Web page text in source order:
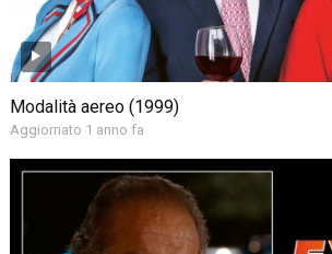
Modalità aereo (1999)
Aggiornato 1 anno fa